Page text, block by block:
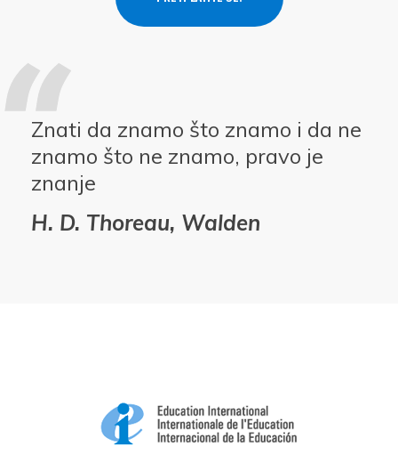
Znati da znamo što znamo i da ne
znamo što ne znamo, pravo je
znanje
H. D. Thoreau, Walden